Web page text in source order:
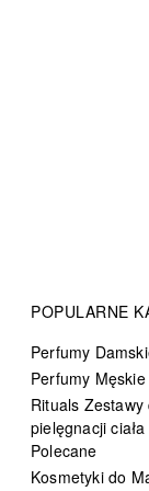
POPULARNE
Perfumy
Perfumy Męskie
Rituals Zestawy
pielęgnacji ciała
Polecane
Kosmetyki do